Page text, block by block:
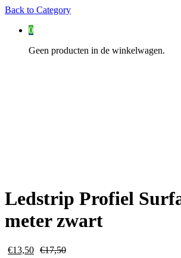
Back to Category
0
Geen producten in de winkelwagen.
Ledstrip Profiel
meter zwart
€13,50 €17,50